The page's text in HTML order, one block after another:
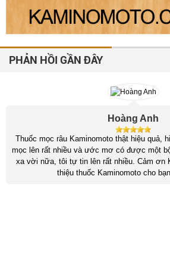
PHẢN HỒI GẦN ĐÂY
Hoàng Anh
Thuốc mọc râu Kaminomoto thật hiệu quả,
mọc lên rất nhiều và ước mơ có được một
xa vời nữa, tôi tự tin lên rất nhiều. Cảm ơn
thiệu thuốc Kaminomoto cho